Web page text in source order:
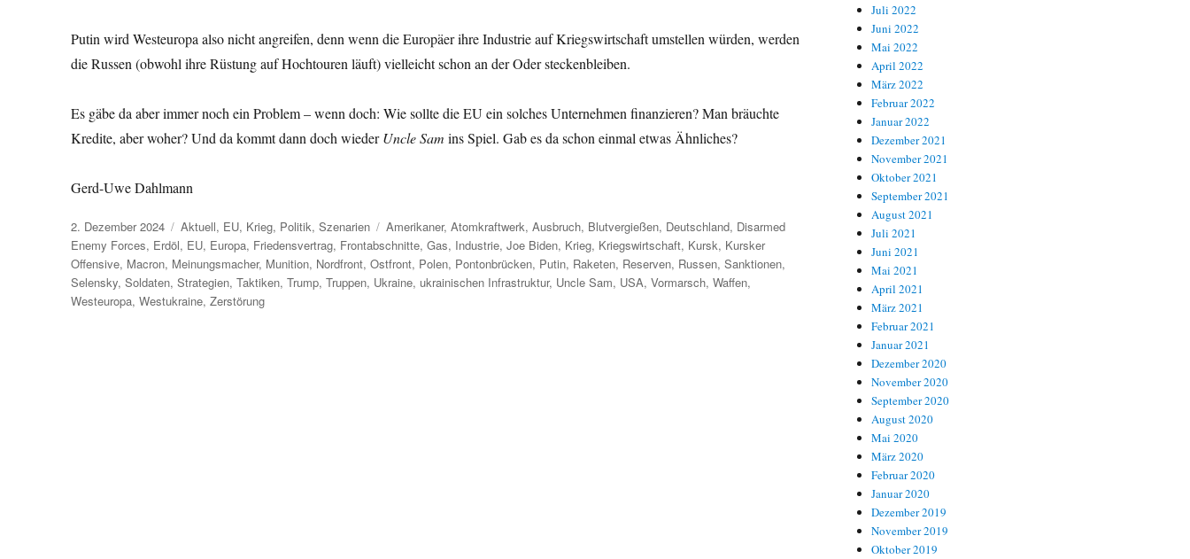
Putin wird Westeuropa also nicht angreifen, denn wenn die Europäer ihre Industrie auf Kriegswirtschaft umstellen würden, werden
die Russen (obwohl ihre Rüstung auf Hochtouren läuft) vielleicht schon an der Oder steckenbleiben.
Es gäbe da aber immer noch ein Problem – wenn doch: Wie sollte die EU ein solches Unternehmen finanzieren? Man bräuchte
Kredite, aber woher? Und da kommt dann doch wiederUncle Sam ins Spiel. Gab es da schon einmal etwas Ähnliches?
Gerd-Uwe Dahlmann
Veröffentlicht
am
2. Dezember 2024 Kategorien
Aktuell, EU, Krieg, Politik,Szenarien Schlagwörter
Amerikaner,Atomkraftwerk,Ausbruch, Blutvergießen, Deutschland, Disarmed
Enemy Forces, Erdöl, EU, Europa, Friedensvertrag, Frontabschnitte,Gas, Industrie,Joe Biden, Krieg, Kriegswirtschaft, Kursk, Kursker
Offensive, Macron, Meinungsmacher, Munition, Nordfront,Ostfront, Polen, Pontonbrücken, Putin, Raketen, Reserven, Russen,Sanktionen,
Selensky,Soldaten,Strategien,Taktiken,Trump,Truppen, Ukraine, ukrainischen Infrastruktur, Uncle Sam, USA,Vormarsch,Waffen,
Westeuropa,Westukraine,Zerstörung
Juli 2022
Juni 2022
Mai 2022
April 2022
März 2022
Februar 2022
Januar 2022
Dezember 2021
November 2021
Oktober 2021
September 2021
August 2021
Juli 2021
Juni 2021
Mai 2021
April 2021
März 2021
Februar 2021
Januar 2021
Dezember 2020
November 2020
September 2020
August 2020
Mai 2020
März 2020
Februar 2020
Januar 2020
Dezember 2019
November 2019
Oktober 2019